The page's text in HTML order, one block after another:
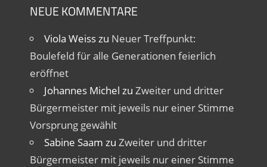
NEUE KOMMENTARE
Viola Weisszu Neuer Treffpunkt:
Boulefeld für alle Generationen feierlich
eröffnet
Johannes Michel zu Zweiter und dritter
Bürgermeister mit jeweils nur einer Stimme
Vorsprung gewählt
Sabine Saam zu Zweiter und dritter
Bürgermeister mit jeweils nur einer Stimme